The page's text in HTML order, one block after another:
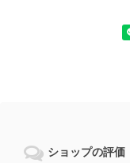
ショップの評価